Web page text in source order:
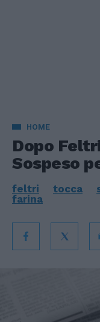
HOME
Dopo
Sospeso
feltri tocca
farina